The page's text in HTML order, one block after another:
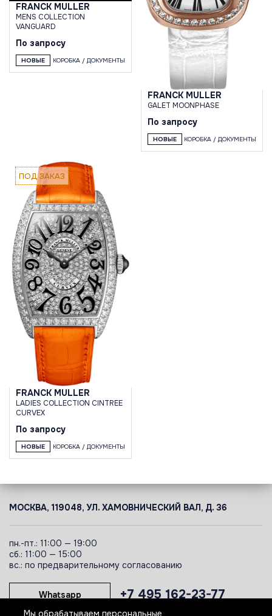
FRANCK MULLER
MENS COLLECTION
VANGUARD
По запросу
НОВЫЕ КОРОБКА / ДОКУМЕНТЫ
FRANCK MULLER
GALET MOONPHASE
По запросу
НОВЫЕ КОРОБКА / ДОКУМЕНТЫ
ПОД ЗАКАЗ
FRANCK MULLER
LADIES COLLECTION CINTREE
CURVEX
По запросу
НОВЫЕ КОРОБКА / ДОКУМЕНТЫ
МОСКВА, 119048, УЛ. ХАМОВНИЧЕСКИЙ ВАЛ, Д. 36
пн.-пт.: 11:00 — 19:00
сб.: 11:00 — 15:00
вс.: по предварительному согласованию
+7 495 162-23-77
Whatsapp
Мы обрабатываем персональные